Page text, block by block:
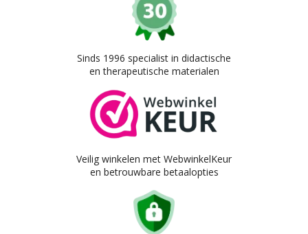
Sinds 1996 specialist in didactische
en therapeutische materialen
Veilig winkelen met WebwinkelKeur
en betrouwbare betaalopties